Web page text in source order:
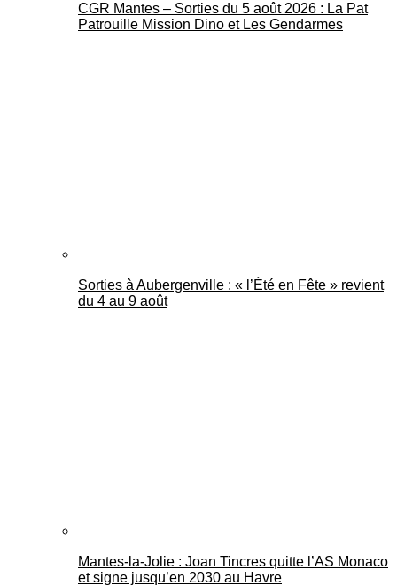
CGR Mantes – Sorties du 5 août 2026 : La Pat
Patrouille Mission Dino et Les Gendarmes
Sorties à Aubergenville : « l’Été en Fête » revient
du 4 au 9 août
Mantes-la-Jolie : Joan Tincres quitte l’AS Monaco
et signe jusqu’en 2030 au Havre